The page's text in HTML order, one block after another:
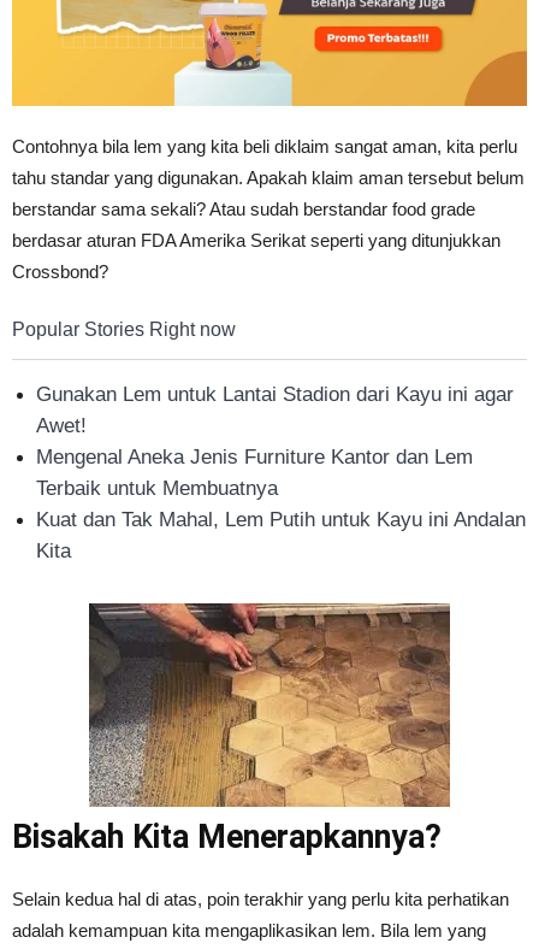
Contohnya bila lem yang kita beli diklaim sangat aman, kita perlu
tahu standar yang digunakan. Apakah klaim aman tersebut belum
berstandar sama sekali? Atau sudah berstandar food grade
berdasar aturan FDA Amerika Serikat seperti yang ditunjukkan
Crossbond?
Popular Stories Right now
Gunakan Lem untuk Lantai Stadion dari Kayu ini agar
Awet!
Mengenal Aneka Jenis Furniture Kantor dan Lem
Terbaik untuk Membuatnya
Kuat dan Tak Mahal, Lem Putih untuk Kayu ini Andalan
Kita
Bisakah Kita Menerapkannya?
Selain kedua hal di atas, poin terakhir yang perlu kita perhatikan
adalah kemampuan kita mengaplikasikan lem. Bila lem yang